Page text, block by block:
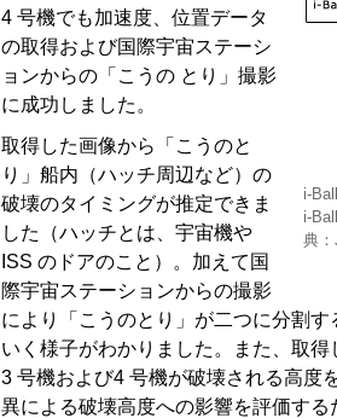
i-
i-
典：
4 号機でも加速度、位置データ
の取得および国際宇宙ステーシ
ョンからの「こうの とり」撮影
に成功しました。
取得した画像から「こうのと
り」船内（ハッチ周辺など）の
破壊のタイミングが推定できま
した（ハッチとは、宇宙機や
ISS のドアのこと）。加えて国
際宇宙ステーションからの撮影
により「こうのとり」が二つに分割
いく様子がわかりました。また、取得
3 号機および4 号機が破壊される高度
異による破壊高度への影響を評価す